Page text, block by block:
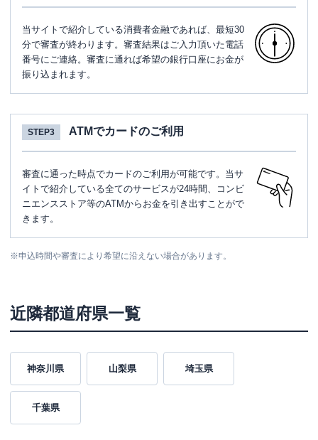
当サイトで紹介している消費者金融であれば、最短30
分で審査が終わります。審査結果はご入力頂いた電話
番号にご連絡。審査に通れば希望の銀行口座にお金が
振り込まれます。
STEP3 ATMでカードのご利用
審査に通った時点でカードのご利用が可能です。当サ
イトで紹介している全てのサービスが24時間、コンビ
ニエンスストア等のATMからお金を引き出すことがで
きます。
※申込時間や審査により希望に沿えない場合があります。
近隣都道府県一覧
神奈川県 山梨県 埼玉県
千葉県